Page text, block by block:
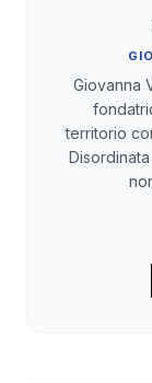
Giovanna
territorio